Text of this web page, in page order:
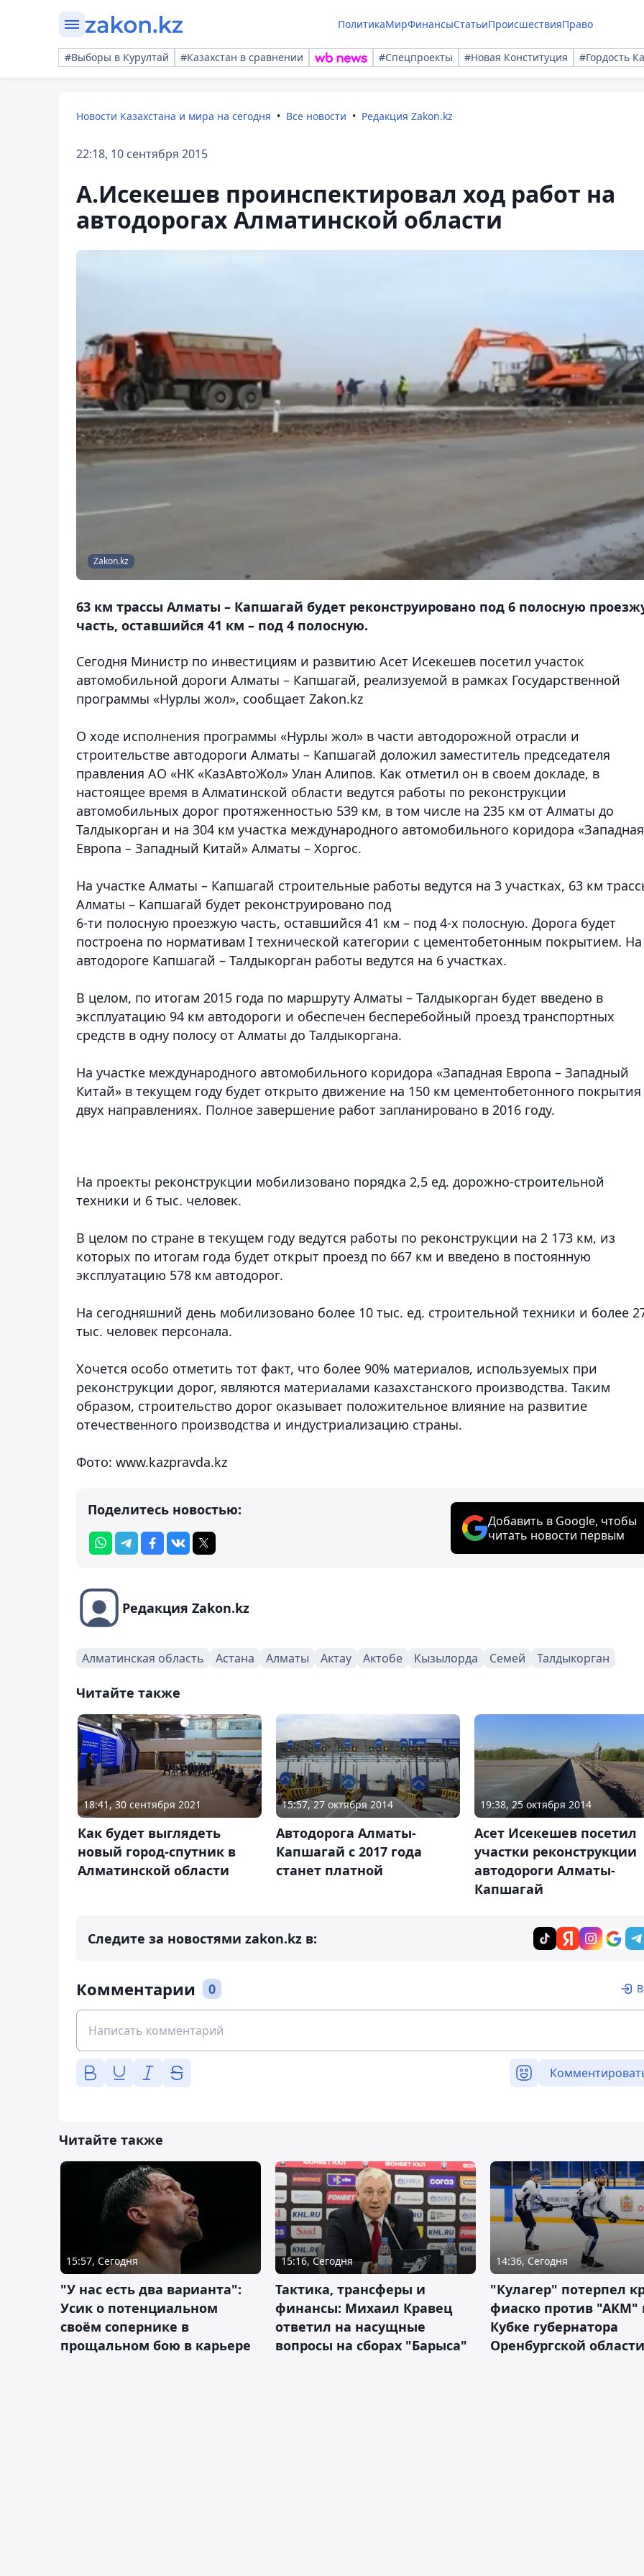
ПолитикаМирФинансыСтатьиПроисшествияПраво
#Выборы в Курултай #Казахстан в сравнении #Спецпроекты #Новая Конституция #Гордость
Новости Казахстана и мира на сегодня Все новости Редакция Zakon.kz
22:18, 10 сентября 2015
А.Исекешев проинспектировал ход работ на
автодорогах Алматинской области
Zakon.kz
63 км трассы Алматы – Капшагай будет реконструировано под 6 полосную
часть, оставшийся 41 км – под 4 полосную.
Сегодня Министр по инвестициям и развитию Асет Исекешев посетил участок
автомобильной дороги Алматы – Капшагай, реализуемой в рамках Государственной
программы «Нурлы жол», сообщает Zakon.kz
О ходе исполнения программы «Нурлы жол» в части автодорожной отрасли и
строительстве автодороги Алматы – Капшагай доложил заместитель председателя
правления АО «НК «КазАвтоЖол» Улан Алипов. Как отметил он в своем докладе, в
настоящее время в Алматинской области ведутся работы по реконструкции
автомобильных дорог протяженностью 539 км, в том числе на 235 км от Алматы до
Талдыкорган и на 304 км участка международного автомобильного коридора «Западная
Европа – Западный Китай» Алматы – Хоргос.
На участке Алматы – Капшагай строительные работы ведутся на 3 участках, 63 км
Алматы – Капшагай будет реконструировано под
6-ти полосную проезжую часть, оставшийся 41 км – под 4-х полосную. Дорога будет
построена по нормативам I технической категории с цементобетонным покрытием. На
автодороге Капшагай – Талдыкорган работы ведутся на 6 участках.
В целом, по итогам 2015 года по маршруту Алматы – Талдыкорган будет введено в
эксплуатацию 94 км автодороги и обеспечен бесперебойный проезд транспортных
средств в одну полосу от Алматы до Талдыкоргана.
На участке международного автомобильного коридора «Западная Европа – Западный
Китай» в текущем году будет открыто движение на 150 км цементобетонного покрытия
двух направлениях. Полное завершение работ запланировано в 2016 году.
На проекты реконструкции мобилизовано порядка 2,5 ед. дорожно-строительной
техники и 6 тыс. человек.
В целом по стране в текущем году ведутся работы по реконструкции на 2 173 км, из
которых по итогам года будет открыт проезд по 667 км и введено в постоянную
эксплуатацию 578 км автодорог.
На сегодняшний день мобилизовано более 10 тыс. ед. строительной техники и более
тыс. человек персонала.
Хочется особо отметить тот факт, что более 90% материалов, используемых при
реконструкции дорог, являются материалами казахстанского производства. Таким
образом, строительство дорог оказывает положительное влияние на развитие
отечественного производства и индустриализацию страны.
Фото: www.kazpravda.kz
Поделитесь новостью:
Добавить в Google, чтобы
читать новости первым
Редакция Zakon.kz
Алматинская область Астана Алматы Актау Актобе Кызылорда Семей Талдыкорган
Читайте также
18:41, 30 сентября 2021
Как будет выглядеть
новый город-спутник в
Алматинской области
15:57, 27 октября 2014
Автодорога Алматы-
Капшагай с 2017 года
станет платной
19:38, 25 октября 2014
Асет Исекешев посетил
участки реконструкции
автодороги Алматы-
Капшагай
Следите за новостями zakon.kz в:
Комментарии 0
Читайте также
15:57, Сегодня
"У нас есть два варианта":
Усик о потенциальном
своём сопернике в
прощальном бою в карьере
15:16, Сегодня
Тактика, трансферы и
финансы: Михаил Кравец
ответил на насущные
вопросы на сборах "Барыса"
14:36, Сегодня
"Кулагер" потерпел
фиаско против "АКМ"
Кубке губернатора
Оренбургской области